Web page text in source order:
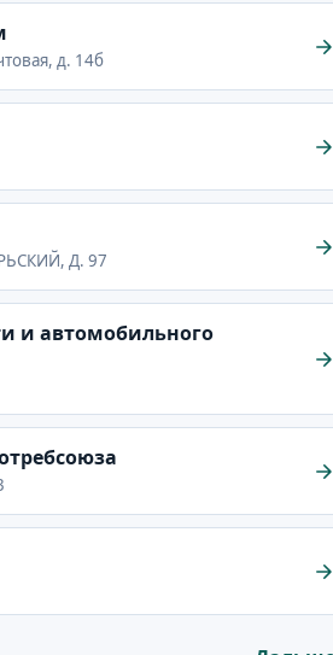
д. 14б
Д. 97
и автомобильного